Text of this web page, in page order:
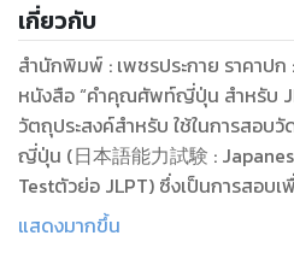
เกี่ยวกับ
สำนักพิมพ์ : เพชรประกาย ราคาปก : 175 บาท
หนังสือ “คำคุณศัพท์ญี่ปุ่น สำหรับ
วัตถุประสงค์สำหรับ ใช้ในการสอบ
ญี่ปุ่น (日本語能力試験 :
Testตัวย่อ JLPT) ซึ่งเป็นการสอบ
สามารถทางภาษาญี่ปุ่นของนักศึกษ
แสดงมากขึ้น